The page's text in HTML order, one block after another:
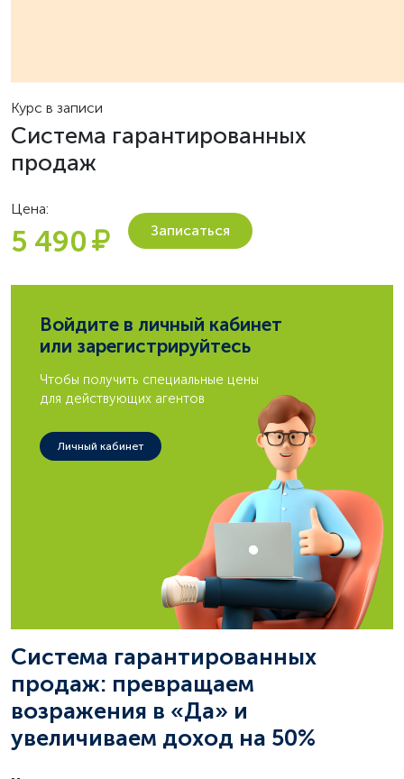
Курс в записи
Система гарантированных
продаж
Цена:
5 490 Записаться
Войдите в личный кабинет
или зарегистрируйтесь
Чтобы получить специальные цены
для действующих агентов
Личный кабинет
Система гарантированных
продаж: превращаем
возражения в «Да» и
увеличиваем доход на 50%